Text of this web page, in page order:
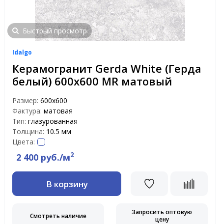
Быстрый просмотр
Idalgo
Керамогранит Gerda White (Герда
белый) 600х600 MR матовый
Размер: 600х600
Фактура: матовая
Тип: глазурованная
Толщина: 10.5 мм
Цвета:
2 400 руб./м2
В корзину
Смотреть наличие
Запросить оптовую
цену